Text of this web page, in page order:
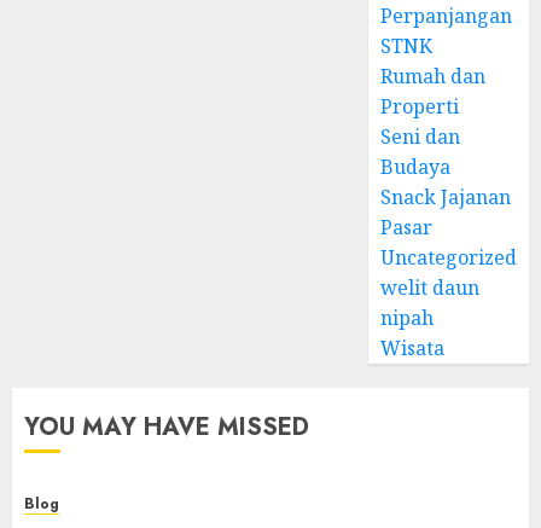
Perpanjangan
STNK
Rumah dan
Properti
Seni dan
Budaya
Snack Jajanan
Pasar
Uncategorized
welit daun
nipah
Wisata
YOU MAY HAVE MISSED
Blog